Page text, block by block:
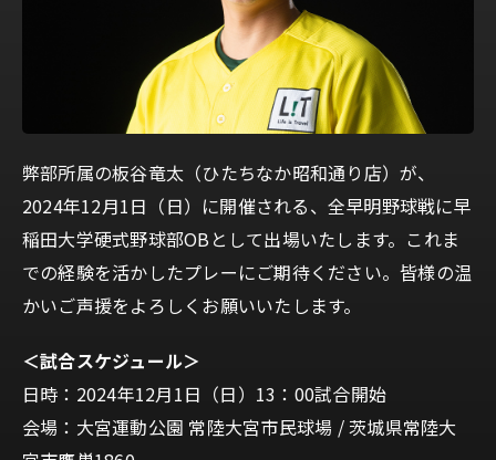
弊部所属の板谷竜太（ひたちなか昭和通り店）が、
2024年12月1日（日）に開催される、全早明野球戦に早
稲田大学硬式野球部OBとして出場いたします。これま
での経験を活かしたプレーにご期待ください。皆様の温
かいご声援をよろしくお願いいたします。
＜試合スケジュール＞
日時：2024年12月1日（日）13：00試合開始
会場：大宮運動公園 常陸大宮市民球場 / 茨城県常陸大